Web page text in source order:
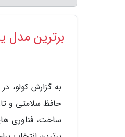
برترین مدل
به گزارش کولو،
حافظ سلامتی و
ساخت، فناوری